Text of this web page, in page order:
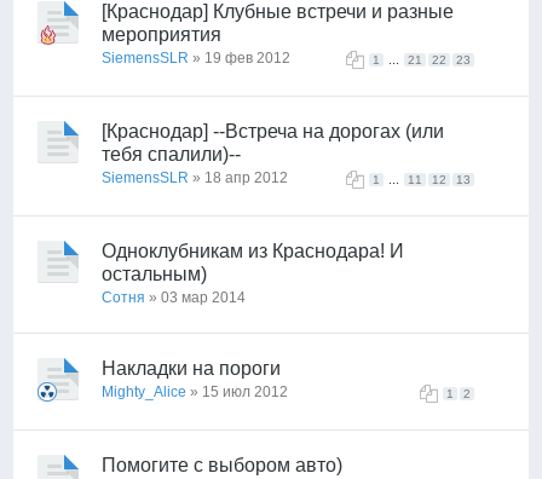
[Краснодар] Клубные встречи и разные
мероприятия
1 21 22 23
SiemensSLR » 19 фев 2012
[Краснодар] --Встреча на дорогах (или
тебя спалили)--
1 11 12 13
SiemensSLR » 18 апр 2012
Одноклубникам из Краснодара! И
остальным)
Сотня » 03 мар 2014
Накладки на пороги
1 2
Mighty_Alice » 15 июл 2012
Помогите с выбором авто)